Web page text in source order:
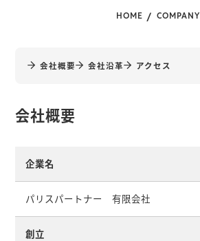
HOME COMPANY
会社概要 会社沿革 アクセス
会社概要
企業名
パリスパートナー 有限会社
創立